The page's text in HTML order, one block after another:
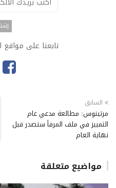
تابعنا على مواقع
السابق
مرتينوس: مطالعة مدعي عام
التمييز في ملف المرفأ ستصدر قبل
نهاية العام
مواضيع متعلقة